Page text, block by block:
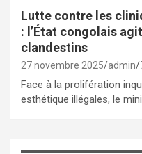
Lutte contre les
: l’État congolais
clandestins
27 novembre 2025 admin
Face à la prolifération
esthétique illégales, le